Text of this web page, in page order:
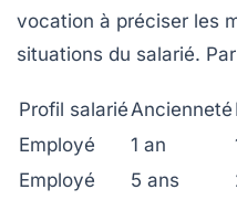
vocation à préciser les
situations du salarié.
Profil salarié Ancienneté
Employé
1 an
Employé
5 ans